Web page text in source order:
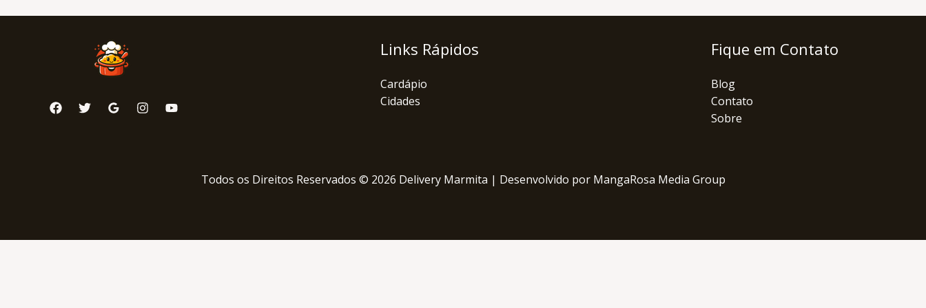
Links Rápidos
Cardápio
Cidades
Fique em Contato
Blog
Contato
Sobre
Todos os Direitos Reservados © 2026 Delivery Marmita | Desenvolvido por MangaRosa Media Group